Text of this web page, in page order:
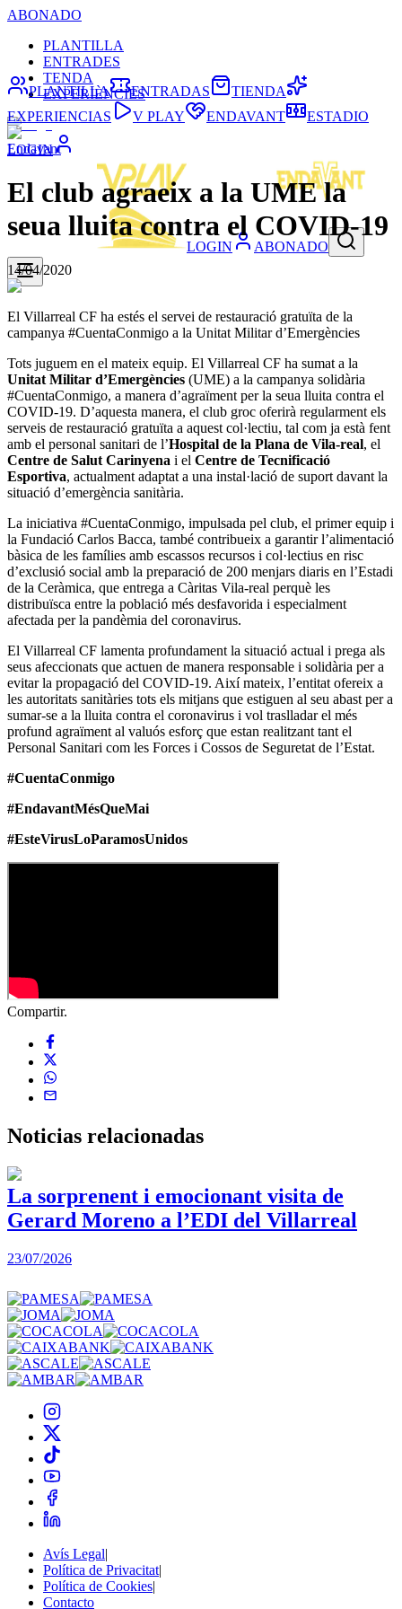
ABONADO
PLANTILLA
ENTRADES
TENDA
EXPERIÈNCIES
LOGIN
LOGIN ABONADO
PLANTILLA ENTRADAS
TIENDA
EXPERIENCIAS
V PLAY ENDAVANT ESTADIO
Endavant
El club agraeix a la UME la
seua lluita contra el COVID-19
14/04/2020
El Villarreal CF ha estés el servei de restauració gratuïta de la
campanya #CuentaConmigo a la Unitat Militar d’Emergències
Tots juguem en el mateix equip. El Villarreal CF ha sumat a la
Unitat Militar d’Emergències (UME) a la campanya solidària
#CuentaConmigo, a manera d’agraïment per la seua lluita contra el
COVID-19. D’aquesta manera, el club groc oferirà regularment els
serveis de restauració gratuïta a aquest col·lectiu, tal com ja està fent
amb el personal sanitari de l’Hospital de la Plana de Vila-real, el
Centre de Salut Carinyena i el Centre de Tecnificació
Esportiva, actualment adaptat a una instal·lació de suport davant la
situació d’emergència sanitària.
La iniciativa #CuentaConmigo, impulsada pel club, el primer equip i
la Fundació Carlos Bacca, també contribueix a garantir l’alimentació
bàsica de les famílies amb escassos recursos i col·lectius en risc
d’exclusió social amb la preparació de 200 menjars diaris en l’Estadi
de la Ceràmica, que entrega a Càritas Vila-real perquè les
distribuïsca entre la població més desfavorida i especialment
afectada per la pandèmia del coronavirus.
El Villarreal CF lamenta profundament la situació actual i prega als
seus afeccionats que actuen de manera responsable i solidària per a
evitar la propagació del COVID-19. Així mateix, l’entitat ofereix a
les autoritats sanitàries tots els mitjans que estiguen al seu abast per a
sumar-se a la lluita contra el coronavirus i vol traslladar el més
profund agraïment al valuós esforç que estan realitzant tant el
Personal Sanitari com les Forces i Cossos de Seguretat de l’Estat.
#CuentaConmigo
#EndavantMésQueMai
#EsteVirusLoParamosUnidos
Compartir.
Noticias relacionadas
La sorprenent i emocionant visita de
Gerard Moreno a l’EDI del Villarreal
23/07/2026
Avís Legal|
Política de Privacitat|
Política de Cookies|
Contacto